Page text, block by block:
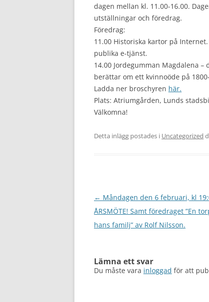
dagen mellan kl. 11.00-16.00.
utställningar och föredrag.
Föredrag:
11.00 Historiska kartor på
publika e-tjänst.
14.00 Jordegumman Magdalena
berättar om ett kvinnoöde på
Ladda ner broschyren här.
Plats: Atriumgården, Lunds
Välkomna!
Detta inlägg postades i Uncategorized
Inläggsnavigering
← Måndagen den 6 februari, kl
ÅRSMÖTE! Samt föredraget ”En
hans familj” av Rolf Nilsson.
Lämna ett svar
Du måste vara inloggad för att